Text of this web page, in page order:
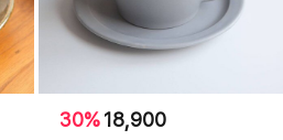
30%18,900